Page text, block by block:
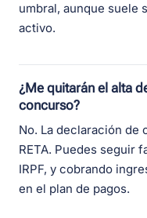
umbral, aunque suele
activo.
¿Me quitarán el alta
concurso?
No. La declaración de
RETA. Puedes seguir
IRPF, y cobrando
en el plan de pagos.